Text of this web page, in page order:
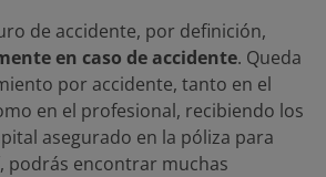
de accidente, por definición,
en caso de accidente. Queda
por accidente, tanto en el
en el profesional, recibiendo los
asegurado en la póliza para
podrás encontrar muchas